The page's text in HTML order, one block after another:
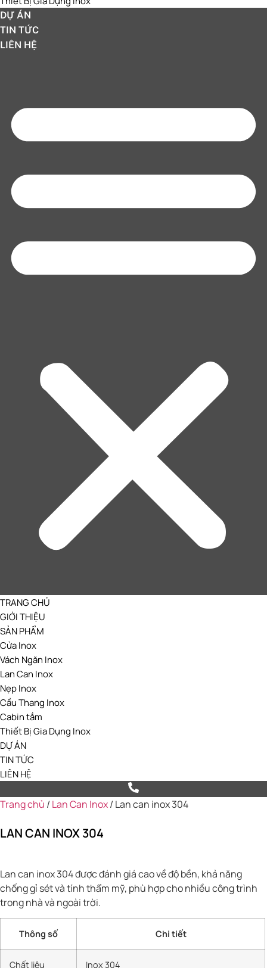
DỰ ÁN
TIN TỨC
LIÊN HỆ
TRANG CHỦ
GIỚI THIỆU
SẢN PHẨM
Cửa Inox
Vách Ngăn Inox
Lan Can Inox
Nẹp Inox
Cầu Thang Inox
Cabin tắm
Thiết Bị Gia Dụng Inox
DỰ ÁN
TIN TỨC
LIÊN HỆ
Trang chủ / Lan Can Inox/ Lan can inox 304
LAN CAN INOX 304
Lan can inox 304 được đánh giá cao về độ bền, khả năng
chống gỉ sét và tính thẩm mỹ, phù hợp cho nhiều công trình
trong nhà và ngoài trời.
Thông số Chi tiết
Chất liệu Inox 304